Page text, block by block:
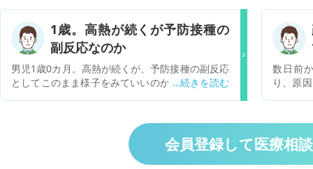
ていません。余りの高熱の際は座薬で一旦熱を下
げますが、またすぐ熱が上がってしまいます。そ
の他の症状としては、普段に比べ、水分、食事が
長いです。先生の診断では、突発性発疹か風邪だ
と言われましたが、心配です。 このような状態
で、どのように考えられますか？
た様子
ん。 熱
ょうか。
1歳。高熱が続くが予防接種の
副反応なのか
男児1歳0カ月。高熱が続くが、予防接種の副反応
としてこのまま様子をみていいのか相談させてく
いる。機嫌がいい時間もあるが、大半はぐずり、
夜中も寝苦しそう。 木：夕方予防接種。（麻し
ん・風疹）深夜から発熱。 金：38～40度近く。
病院受診。予防接種の副反応の可能性があるが、
数日前
り、原
疱のよ
ていな
は小さ
塗った
会員登録して医療相